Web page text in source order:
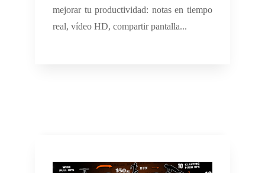
mejorar tu productividad: notas en tiempo
real, vídeo HD, compartir pantalla...